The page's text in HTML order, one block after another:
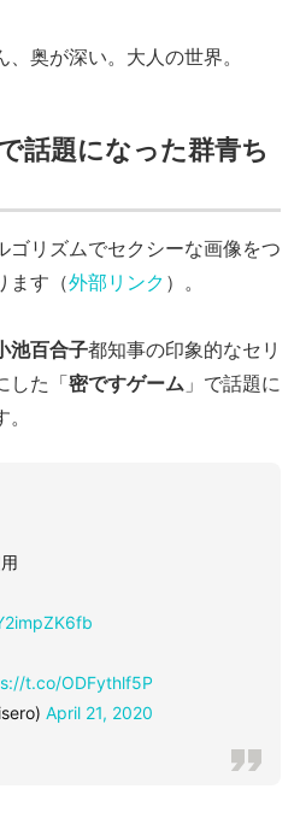
奥が深い。大人の世界。
話題になった群青ち
ゴリズムでセクシーな画像をつ
ます（外部リンク ）。
池百合子都知事の印象的なセリ
した「密ですゲーム 」で話題に
t.co/ODFythlf5P
April 21, 2020